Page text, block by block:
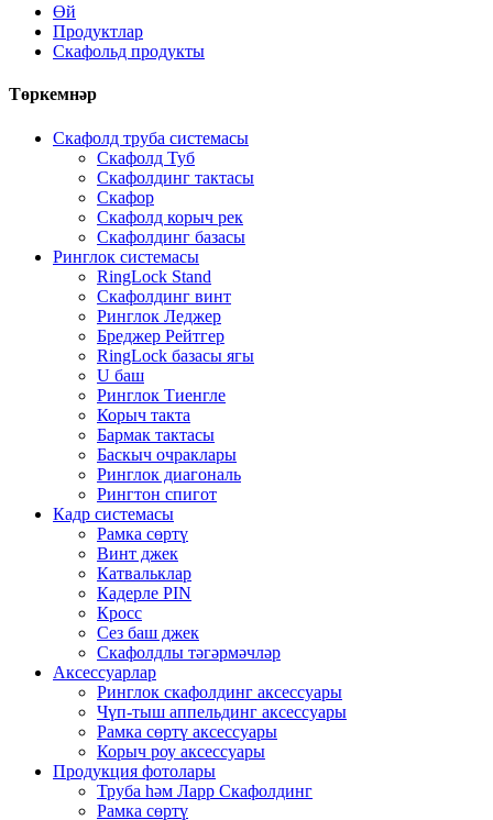
Өй
Продуктлар
Скафольд продукты
Төркемнәр
Скафолд труба системасы
Скафолд Туб
Скафолдинг тактасы
Скафор
Скафолд корыч рек
Скафолдинг базасы
Ринглок системасы
RingLock Stand
Скафолдинг винт
Ринглок Леджер
Бреджер Рейтгер
RingLock базасы ягы
U баш
Ринглок Тиенгле
Корыч такта
Бармак тактасы
Баскыч очраклары
Ринглок диагональ
Рингтон спигот
Кадр системасы
Рамка сөртү
Винт джек
Катвальклар
Кадерле PIN
Кросс
Сез баш джек
Скафолдлы тәгәрмәчләр
Аксессуарлар
Ринглок скафолдинг аксессуары
Чүп-тыш аппельдинг аксессуары
Рамка сөртү аксессуары
Корыч роу аксессуары
Продукция фотолары
Труба һәм Ларр Скафолдинг
Рамка сөртү